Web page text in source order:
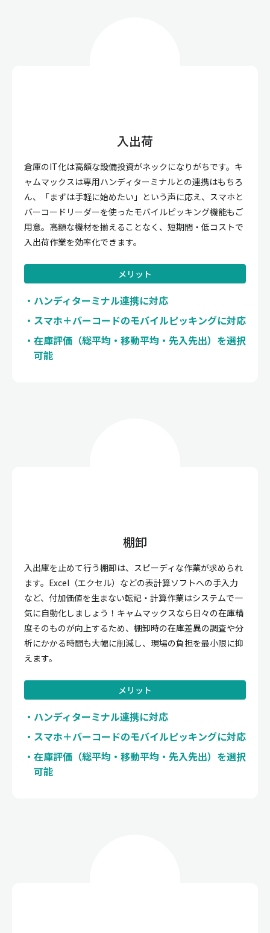
入出荷
倉庫のIT化は高額な設備投資がネックになりがちです。キ
ャムマックスは専用ハンディターミナルとの連携はもちろ
ん、「まずは手軽に始めたい」という声に応え、スマホと
バーコードリーダーを使ったモバイルピッキング機能もご
用意。高額な機材を揃えることなく、短期間・低コストで
入出荷作業を効率化できます。
メリット
ハンディターミナル連携に対応
スマホ＋バーコードのモバイルピッキングに対応
在庫評価（総平均・移動平均・先入先出）を選択
可能
棚卸
入出庫を止めて行う棚卸は、スピーディな作業が求められ
ます。Excel（エクセル）などの表計算ソフトへの手入力
など、付加価値を生まない転記・計算作業はシステムで一
気に自動化しましょう！キャムマックスなら日々の在庫精
度そのものが向上するため、棚卸時の在庫差異の調査や分
析にかかる時間も大幅に削減し、現場の負担を最小限に抑
えます。
メリット
ハンディターミナル連携に対応
スマホ＋バーコードのモバイルピッキングに対応
在庫評価（総平均・移動平均・先入先出）を選択
可能